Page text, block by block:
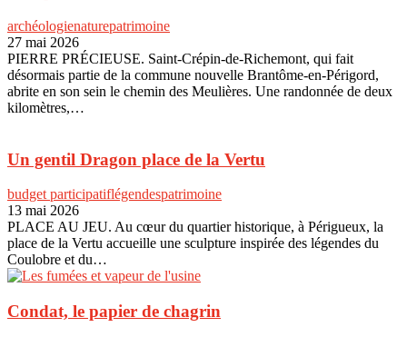
archéologienaturepatrimoine
27 mai 2026
PIERRE PRÉCIEUSE. Saint-Crépin-de-Richemont, qui fait
désormais partie de la commune nouvelle Brantôme-en-Périgord,
abrite en son sein le chemin des Meulières. Une randonnée de deux
kilomètres,…
Un gentil Dragon place de la Vertu
budget participatiflégendespatrimoine
13 mai 2026
PLACE AU JEU. Au cœur du quartier historique, à Périgueux, la
place de la Vertu accueille une sculpture inspirée des légendes du
Coulobre et du…
Condat, le papier de chagrin